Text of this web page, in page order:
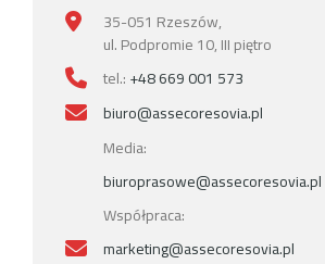
35-051 Rzeszów,
ul. Podpromie 10, III piętro
tel.:+48 669 001 573
biuro@assecoresovia.pl
Media:
biuroprasowe@assecoresovia.pl
Współpraca:
marketing@assecoresovia.pl